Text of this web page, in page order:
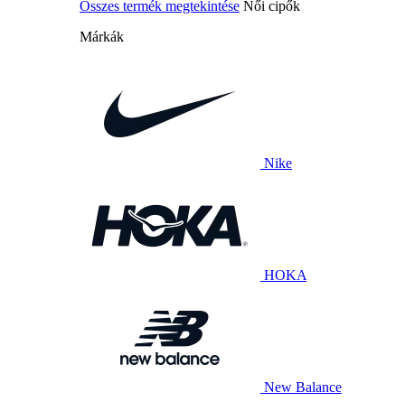
Összes termék megtekintése Női cipők
Márkák
Nike
HOKA
New Balance